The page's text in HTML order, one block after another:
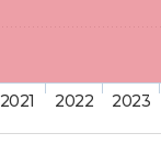
2021 2022 2023